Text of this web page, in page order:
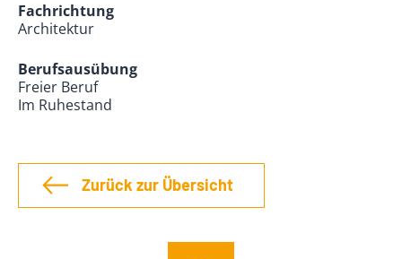
Fachrichtung
Architektur
Berufsausübung
Freier Beruf
Im Ruhestand
Zurück zur Übersicht